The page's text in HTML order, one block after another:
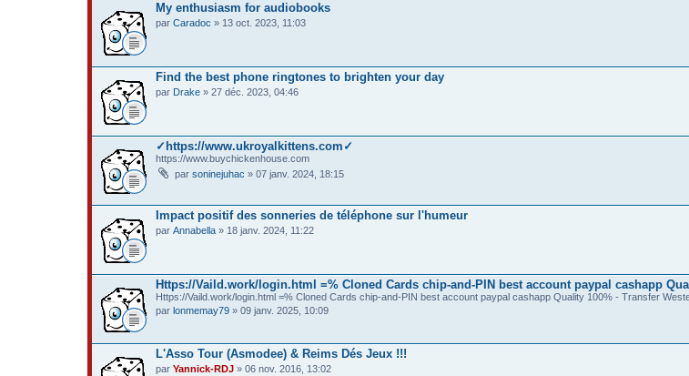
My enthusiasm for audiobooks
par Caradoc » 13 oct. 2023, 11:03
Find the best phone ringtones to brighten your day
par Drake » 27 déc. 2023, 04:46
✓https://www.ukroyalkittens.com✓
https://www.buychickenhouse.com
par soninejuhac » 07 janv. 2024, 18:15
Impact positif des sonneries de téléphone sur l'humeur
par Annabella » 18 janv. 2024, 11:22
Https://Vaild.work/login.html =% Cloned Cards chip-and-PIN best account paypal cashapp
Https://Vaild.work/login.html =% Cloned Cards chip-and-PIN best account paypal cashapp Quality 100% - Transfer
par lonmemay79 » 09 janv. 2025, 10:09
L'Asso Tour (Asmodee) & Reims Dés Jeux !!!
par Yannick-RDJ » 06 nov. 2016, 13:02